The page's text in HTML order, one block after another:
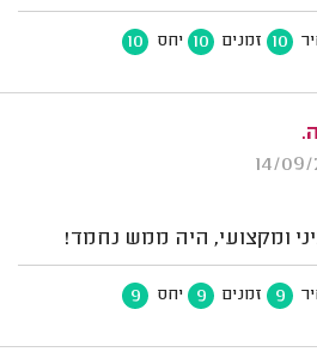
10 זמנים 10 יחס 10
ומקצועי, היה ממש נחמד!
9 זמנים 9 יחס 9